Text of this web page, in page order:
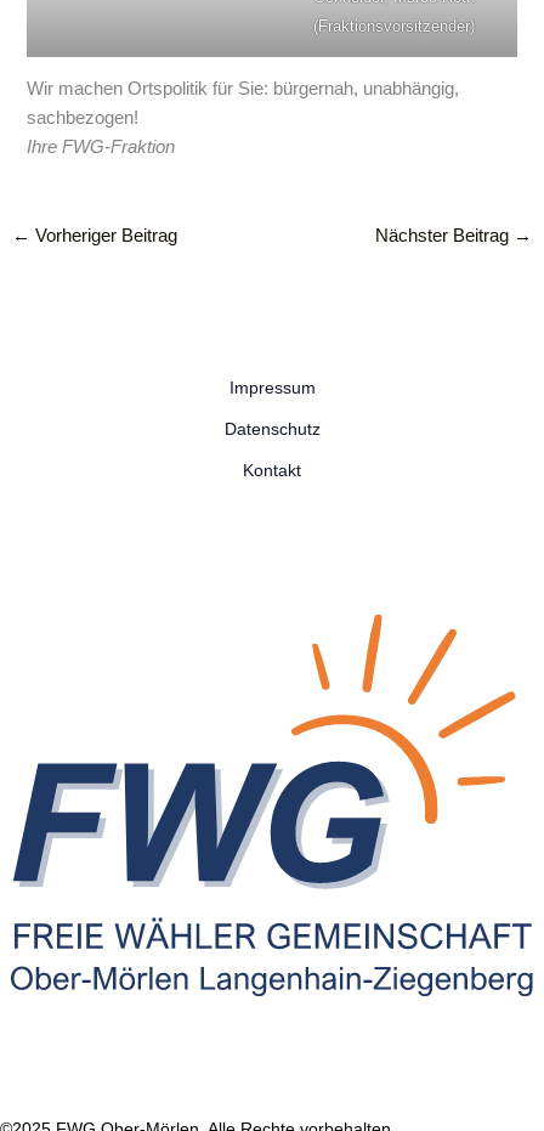
(Fraktionsvorsitzender)
Wir machen Ortspolitik für Sie: bürgernah, unabhängig,
sachbezogen!
Ihre FWG-Fraktion
← Vorheriger Beitrag Nächster Beitrag →
Impressum
Datenschutz
Kontakt